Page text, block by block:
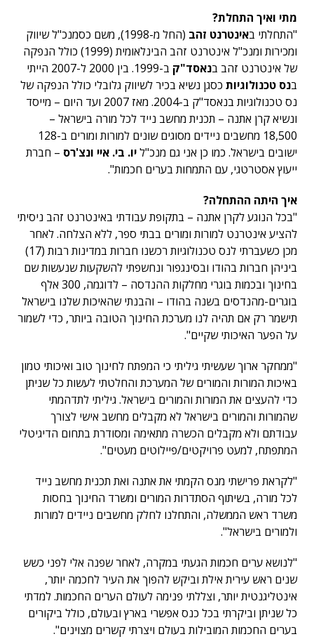
מתי ואיך התחלת?
"התחלתי באינטרנט זהב
(החל מ-1998), משם כסמנכ"ל שיווק
ומכירות ומנכ"ל אינטרנט זהב הבינלאומית (1999) כולל הנפקה
של אינטרנט זהב בנאסד"ק
ב-1999. בין 2000 ל-2007 הייתי
בנס טכנולוגיות כסגן נשיא בכיר לשיווק גלובלי כולל הנפקה של
נס טכנולוגיות בנאסד"ק ב-2004. מאז 2007 ועד היום – מייסד
ונשיא קרן אתנה – תכנית מחשב נייד לכל מורה בישראל –
18,500 מחשבים ניידים מסוגים שונים למורות ומורים ב-128
ישובים בישראל. כמו כן אני גם מנכ"ליו. בי. איי ונצ'רס – חברת
ייעוץ אסטרטגי, עם התמחות בערים חכמות".
איך היתה ההתחלה?
"בכל הנוגע לקרן אתנה – בתקופת עבודתי באינטרנט זהב ניסיתי
להציע אינטרנט למורות ומורים בבתי ספר, ללא הצלחה. לאחר
מכן כשעברתי לנס טכנולוגיות רכשנו חברות במדינות רבות (17)
ביניהן חברות בהודו ובסינגפור ונחשפתי להשקעות שנעשות שם
בחינוך ובכמות בוגרי מחלקות ההנדסה – לדוגמה, 300 אלף
בוגרים-מהנדסים בשנה בהודו – והבנתי שהאיכות שלנו בישראל
תישמר רק אם תהיה לנו מערכת החינוך הטובה ביותר, כדי לשמור
על הפער האיכותי שקיים".
"ממחקר ארוך שעשיתי גיליתי כי המפתח לחינוך טוב ואיכותי טמון
באיכות המורות והמורים של המערכת והחלטתי לעשות כל שניתן
כדי להעצים את המורות והמורים בישראל. גיליתי לתדהמתי
שהמורות והמורים בישראל לא מקבלים מחשב אישי לצורך
עבודתם ולא מקבלים הכשרה מתאימה ומסודרת בתחום הדיגיטלי
המתפתח, למעט פרויקטים/פיילוטים מעטים".
"לקראת פרישתי מנס הקמתי את אתנה ואת תכנית מחשב נייד
לכל מורה, בשיתוף הסתדרות המורים ומשרד החינוך בחסות
משרד ראש הממשלה, והתחלנו לחלק מחשבים ניידים למורות
ולמורים בישראל".
"לנושא ערים חכמות הגעתי במקרה, לאחר שפנה אלי לפני כשש
שנים ראש עירית אילת וביקש להפוך את העיר לחכמה יותר,
אינטליגנטית יותר, וצללתי פנימה לעולם הערים החכמות. למדתי
כל שניתן וביקרתי בכל כנס אפשרי בארץ ובעולם, כולל ביקורים
בערים החכמות המובילות בעולם ויצרתי קשרים מצוינים".